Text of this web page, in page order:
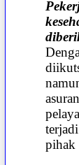
pihak